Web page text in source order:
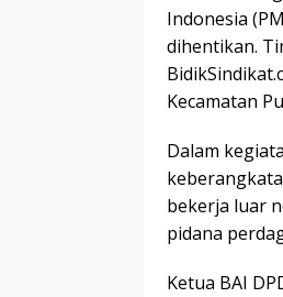
Indonesia
dihentikan.
Kecamatan
Dalam
bekerja luar
pidana
Ketua BAI